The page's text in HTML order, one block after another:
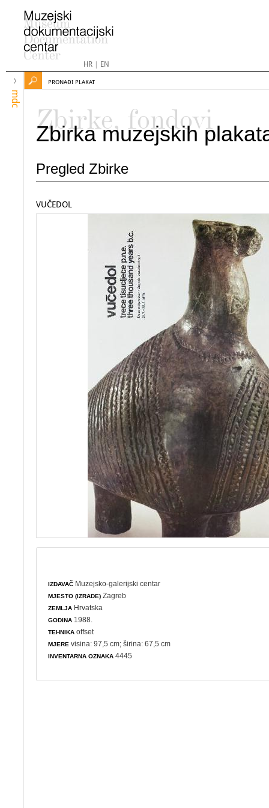
HR| EN
mdc
PRONAĐI PLAKAT
Zbirke, fondovi
Zbirka muzejskih
Pregled Zbirke
VUČEDOL
IZDAVAČ Muzejsko-galerijski centar
MJESTO (IZRADE) Zagreb
ZEMLJA Hrvatska
GODINA 1988.
TEHNIKA offset
MJERE visina: 97,5 cm; širina: 67,5 cm
INVENTARNA OZNAKA 4445